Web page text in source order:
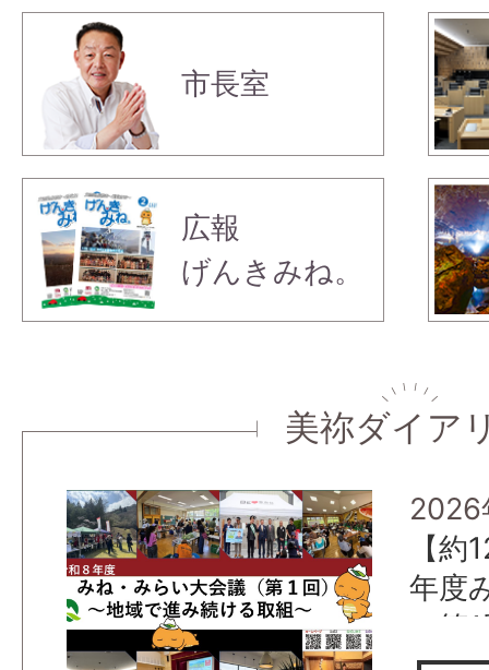
市長室
広報
げんきみね。
美祢ダイア
2026
【
年度
（